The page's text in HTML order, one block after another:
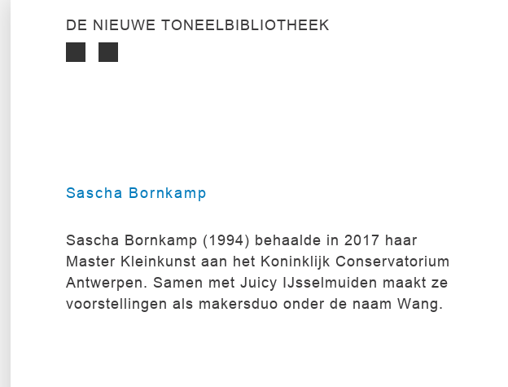
DE NIEUWE TONEELBIBLIOTHEEK
Sascha Bornkamp
Sascha Bornkamp (1994) behaalde in 2017 haar
Master Kleinkunst aan het Koninklijk Conservatorium
Antwerpen. Samen met Juicy IJsselmuiden maakt ze
voorstellingen als makersduo onder de naam Wang.